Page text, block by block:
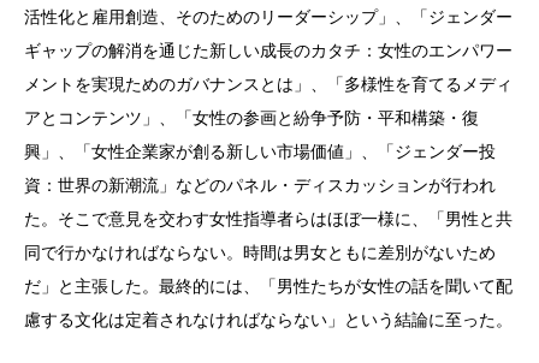
活性化と雇用創造、そのためのリーダーシップ」、「ジェンダー
ギャップの解消を通じた新しい成長のカタチ：女性のエンパワー
メントを実現ためのガバナンスとは」、「多様性を育てるメディ
アとコンテンツ」、「女性の参画と紛争予防・平和構築・復
興」、「女性企業家が創る新しい市場価値」、「ジェンダー投
資：世界の新潮流」などのパネル・ディスカッションが行われ
た。そこで意見を交わす女性指導者らはほぼ一様に、「男性と共
同で行かなければならない。時間は男女ともに差別がないため
だ」と主張した。最終的には、「男性たちが女性の話を聞いて配
慮する文化は定着されなければならない」という結論に至った。